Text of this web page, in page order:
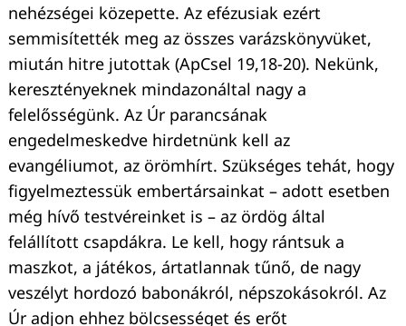
nehézségei közepette. Az efézusiak ezért
semmisítették meg az összes varázskönyvüket,
miután hitre jutottak (ApCsel 19,18-20). Nekünk,
keresztényeknek mindazonáltal nagy a
felelősségünk. Az Úr parancsának
engedelmeskedve hirdetnünk kell az
evangéliumot, az örömhírt. Szükséges tehát, hogy
figyelmeztessük embertársainkat – adott esetben
még hívő testvéreinket is – az ördög által
felállított csapdákra. Le kell, hogy rántsuk a
maszkot, a játékos, ártatlannak tűnő, de nagy
veszélyt hordozó babonákról, népszokásokról. Az
Úr adjon ehhez bölcsességet és erőt